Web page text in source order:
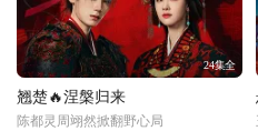
24集全
翘楚🔥涅槃归来
陈都灵周翊然掀翻野心局